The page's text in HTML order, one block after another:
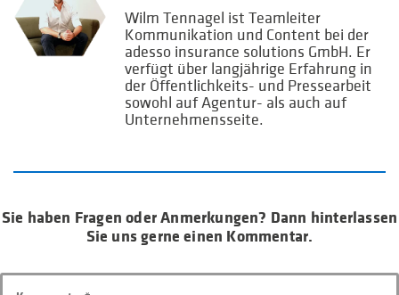
Wilm Tennagel ist Teamleiter
Kommunikation und Content bei der
adesso insurance solutions GmbH. Er
verfügt über langjährige Erfahrung in
der Öffentlichkeits- und Pressearbeit
sowohl auf Agentur- als auch auf
Unternehmensseite.
Sie haben Fragen oder Anmerkungen? Dann hinterlassen
Sie uns gerne einen Kommentar.